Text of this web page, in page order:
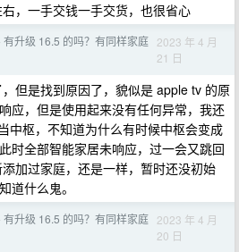
，一手交钱一手交货，也很省心
有升级 16.5 的吗？有同样家庭 2023 年 4 月
21 日
但是找到原因了，貌似是 apple tv 的原
应，但是使用起来没有任何异常，我还
中枢，不知道为什么有时候中枢会变成
时全部智能家居未响应，过一会又跳回
加过家庭，还是一样，暂时还没初始
道什么鬼。
有升级 16.5 的吗？有同样家庭 2023 年 4 月
20 日